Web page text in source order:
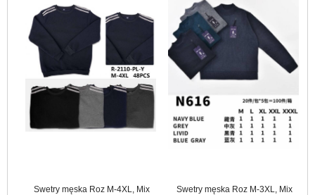
Swetry męska Roz M-4XL, Mix
Swetry męska Roz M-3XL, Mix